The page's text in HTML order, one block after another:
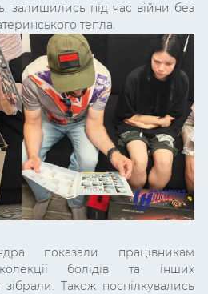
залишились під час війни без
тепла.
показали працівникам
болідів та інших
зібрали. Також поспілкувались